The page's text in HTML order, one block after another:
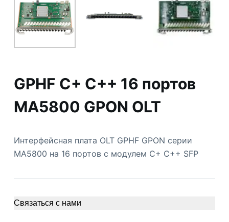
GPHF C+ C++ 16 портов
MA5800 GPON OLT
Интерфейсная плата OLT GPHF GPON серии
MA5800 на 16 портов с модулем C+ C++ SFP
Связаться с нами